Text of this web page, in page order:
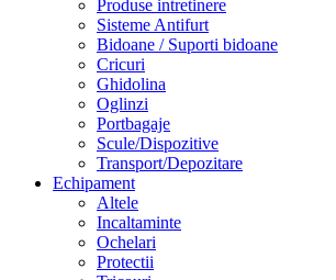
Produse intretinere
Sisteme Antifurt
Bidoane / Suporti bidoane
Cricuri
Ghidolina
Oglinzi
Portbagaje
Scule/Dispozitive
Transport/Depozitare
Echipament
Altele
Incaltaminte
Ochelari
Protectii